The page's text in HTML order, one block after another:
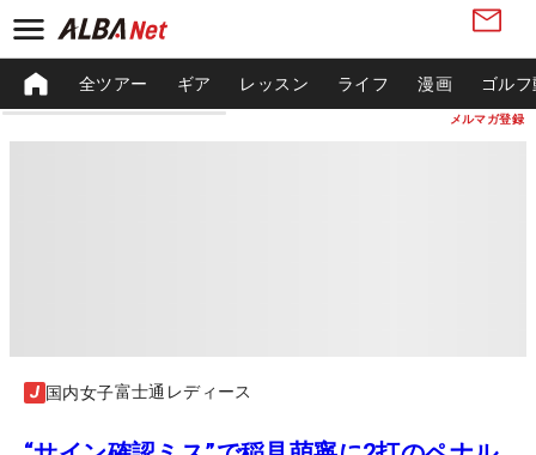
メルマガ登録
全ツアー ギア レッスン ライフ 漫画 ゴル
国内女子富士通レディース